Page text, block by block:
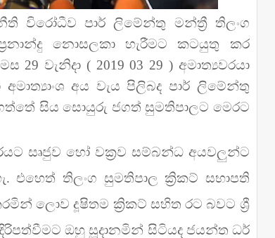
විරෝධීව පාර් ලිමේන්තු මන්ත්‍රී තිලංග
නොසලකා හැරීමට කටයුතු කර
වැනිදා ( 2019 03 29 ) අමාත්‍යවරයා
අය වැය පිලිබද පාර් ලිමේන්තු
සිය සොයුරු ජගත් සුමතිපාලට මෙරට
සෘජුව හෝ වක්‍රව සම්බන්ධ අයවලුන්ට
එහෙත් තිලංග සුමතිපාල ක්‍රිකට් සභාපති
ලොව දූෂිතම ක්‍රිකට් සහිත රට බවට ශ්‍රී
ඔහු සූදානමින් සිටියද ජයන්ත ධර්